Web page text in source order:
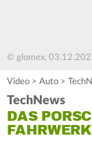
© glomex,
Video > Auto >
TechNews
DAS
FAHRWERK